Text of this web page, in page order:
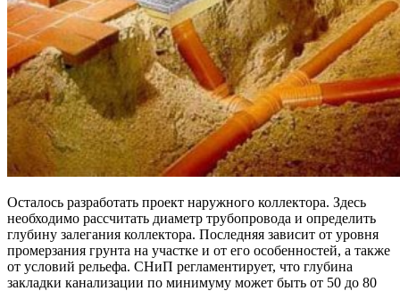
Осталось разработать проект наружного коллектора. Здесь
необходимо рассчитать диаметр трубопровода и определить
глубину залегания коллектора. Последняя зависит от уровня
промерзания грунта на участке и от его особенностей, а также
от условий рельефа. СНиП регламентирует, что глубина
закладки канализации по минимуму может быть от 50 до 80